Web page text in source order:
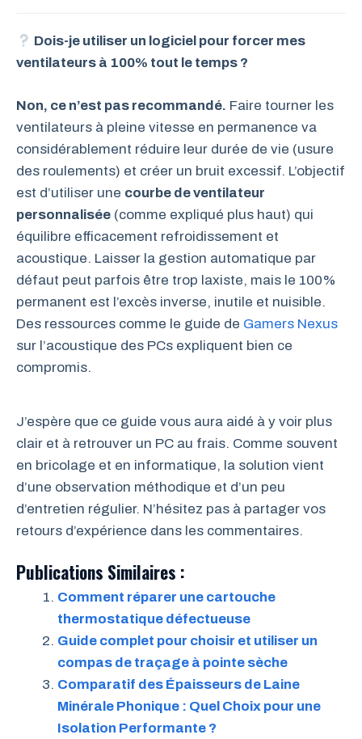
Dois-je utiliser un logiciel pour forcer mes
ventilateurs à 100% tout le temps ?
Non, ce n’est pas recommandé. Faire tourner les
ventilateurs à pleine vitesse en permanence va
considérablement réduire leur durée de vie (usure
des roulements) et créer un bruit excessif. L’objectif
est d’utiliser une courbe de ventilateur
personnalisée (comme expliqué plus haut) qui
équilibre efficacement refroidissement et
acoustique. Laisser la gestion automatique par
défaut peut parfois être trop laxiste, mais le 100%
permanent est l’excès inverse, inutile et nuisible.
Des ressources comme le guide de Gamers Nexus
sur l’acoustique des PCs expliquent bien ce
compromis.
J’espère que ce guide vous aura aidé à y voir plus
clair et à retrouver un PC au frais. Comme souvent
en bricolage et en informatique, la solution vient
d’une observation méthodique et d’un peu
d’entretien régulier. N’hésitez pas à partager vos
retours d’expérience dans les commentaires.
Publications Similaires :
Comment réparer une cartouche
thermostatique défectueuse
Guide complet pour choisir et utiliser un
compas de traçage à pointe sèche
Comparatif des Épaisseurs de Laine
Minérale Phonique : Quel Choix pour une
Isolation Performante ?